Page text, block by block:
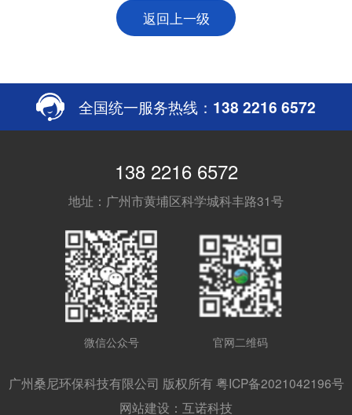
返回上一级
全国统一服务热线： 138 2216 6572
138 2216 6572
地址：广州市黄埔区科学城科丰路31号
微信公众号 官网二维码
广州桑尼环保科技有限公司 版权所有 粤ICP备2021042196号
网站建设：互诺科技